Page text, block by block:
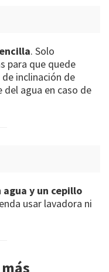
. Solo
para que quede
inclinación de
del agua en caso de
agua y un cepillo
usar lavadora ni